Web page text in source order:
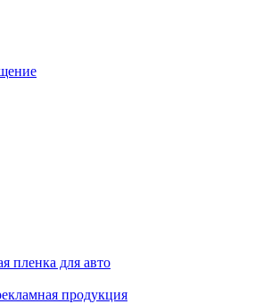
пленка для авто
продукция